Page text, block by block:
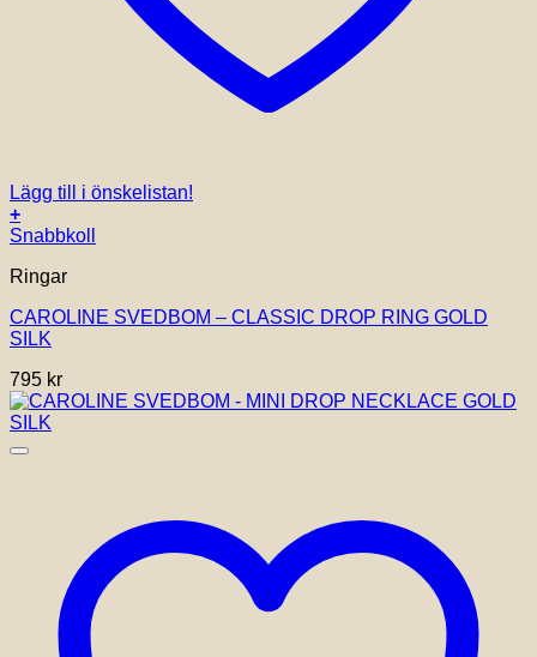
Lägg till i önskelistan!
+
Snabbkoll
Ringar
CAROLINE SVEDBOM – CLASSIC DROP RING GOLD
SILK
795 kr